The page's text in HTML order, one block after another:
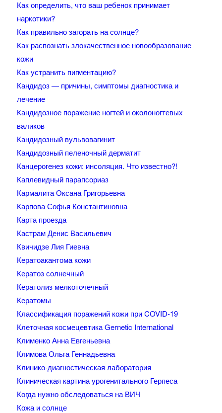
Как определить, что ваш ребенок принимает
наркотики?
Как правильно загорать на солнце?
Как распознать злокачественное новообразование
кожи
Как устранить пигментацию?
Кандидоз — причины, симптомы диагностика и
лечение
Кандидозное поражение ногтей и околоногтевых
валиков
Кандидозный вульвовагинит
Кандидозный пеленочный дерматит
Канцерогенез кожи: инсоляция. Что известно?!
Каплевидный парапсориаз
Кармалита Оксана Григорьевна
Карпова Софья Константиновна
Карта проезда
Кастрам Денис Васильевич
Квичидзе Лия Гиевна
Кератоакантома кожи
Кератоз солнечный
Кератолиз мелкоточечный
Кератомы
Классификация поражений кожи при COVID-19
Клеточная космецевтика Gernetic International
Клименко Анна Евгеньевна
Климова Ольга Геннадьевна
Клинико-диагностическая лаборатория
Клиническая картина урогенитального Герпеса
Когда нужно обследоваться на ВИЧ
Кожа и солнце